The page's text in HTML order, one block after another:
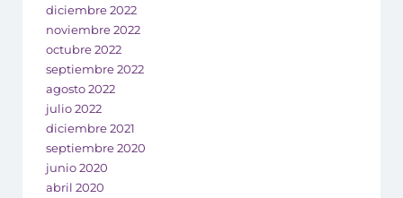
diciembre 2022
noviembre 2022
octubre 2022
septiembre 2022
agosto 2022
julio 2022
diciembre 2021
septiembre 2020
junio 2020
abril 2020